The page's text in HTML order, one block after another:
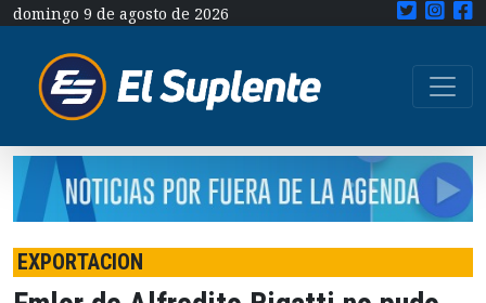
domingo 9 de agosto de 2026
EXPORTACION